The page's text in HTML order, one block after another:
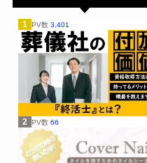
1 PV数 3,401
2 PV数 66